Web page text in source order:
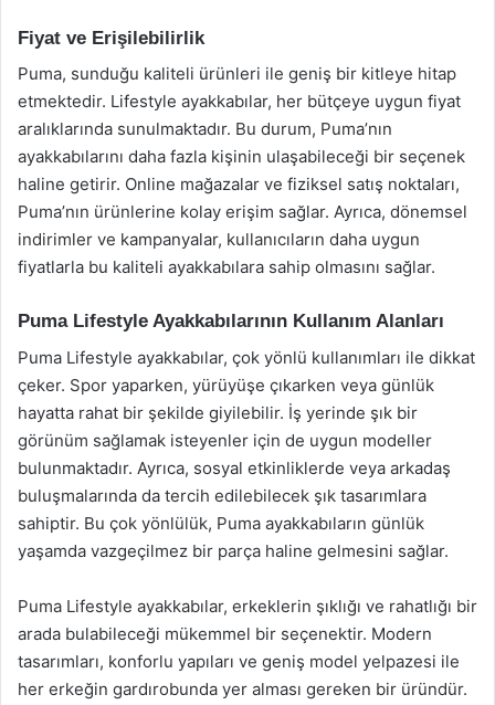
Fiyat ve Erişilebilirlik
Puma, sunduğu kaliteli ürünleri ile geniş bir kitleye hitap
etmektedir. Lifestyle ayakkabılar, her bütçeye uygun fiyat
aralıklarında sunulmaktadır. Bu durum, Puma’nın
ayakkabılarını daha fazla kişinin ulaşabileceği bir seçenek
haline getirir. Online mağazalar ve fiziksel satış noktaları,
Puma’nın ürünlerine kolay erişim sağlar. Ayrıca, dönemsel
indirimler ve kampanyalar, kullanıcıların daha uygun
fiyatlarla bu kaliteli ayakkabılara sahip olmasını sağlar.
Puma Lifestyle Ayakkabılarının Kullanım Alanları
Puma Lifestyle ayakkabılar, çok yönlü kullanımları ile dikkat
çeker. Spor yaparken, yürüyüşe çıkarken veya günlük
hayatta rahat bir şekilde giyilebilir. İş yerinde şık bir
görünüm sağlamak isteyenler için de uygun modeller
bulunmaktadır. Ayrıca, sosyal etkinliklerde veya arkadaş
buluşmalarında da tercih edilebilecek şık tasarımlara
sahiptir. Bu çok yönlülük, Puma ayakkabıların günlük
yaşamda vazgeçilmez bir parça haline gelmesini sağlar.
Puma Lifestyle ayakkabılar, erkeklerin şıklığı ve rahatlığı bir
arada bulabileceği mükemmel bir seçenektir. Modern
tasarımları, konforlu yapıları ve geniş model yelpazesi ile
her erkeğin gardırobunda yer alması gereken bir üründür.